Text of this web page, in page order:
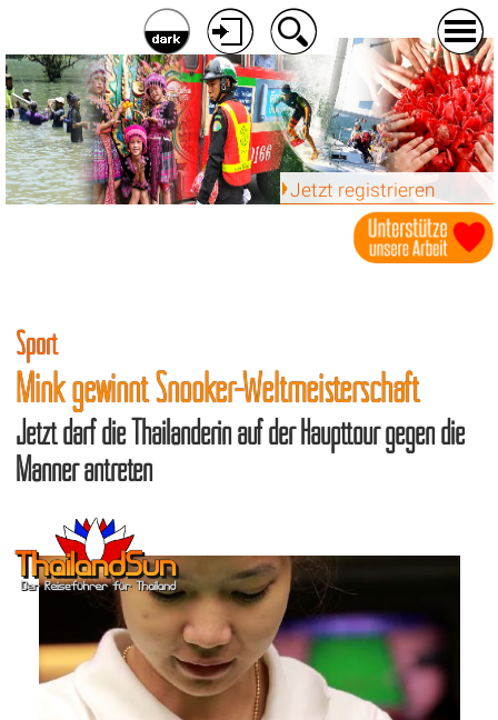
Jetzt registrieren
Sport
Mink gewinnt Snooker-Weltmeisterschaft
Jetzt darf die Thailänderin auf der Haupttour gegen die
Männer antreten